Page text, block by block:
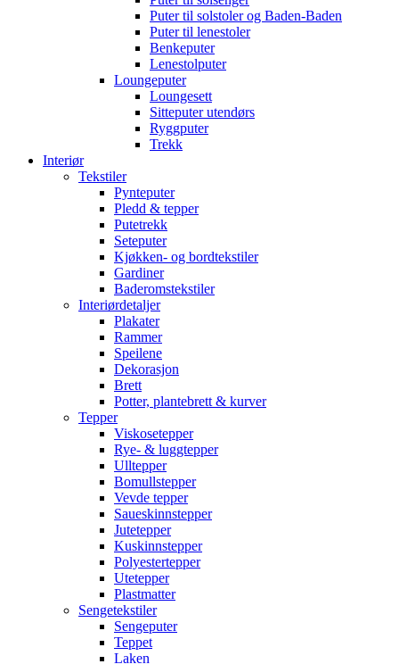
Puter til solstoler og Baden-Baden
Puter til lenestoler
Benkeputer
Lenestolputer
Loungeputer
Loungesett
Sitteputer utendørs
Ryggputer
Trekk
Interiør
Tekstiler
Pynteputer
Pledd & tepper
Putetrekk
Seteputer
Kjøkken- og bordtekstiler
Gardiner
Baderomstekstiler
Interiørdetaljer
Plakater
Rammer
Speilene
Dekorasjon
Brett
Potter, plantebrett & kurver
Tepper
Viskosetepper
Rye- & luggtepper
Ulltepper
Bomullstepper
Vevde tepper
Saueskinnstepper
Jutetepper
Kuskinnstepper
Polyestertepper
Utetepper
Plastmatter
Sengetekstiler
Sengeputer
Teppet
Laken